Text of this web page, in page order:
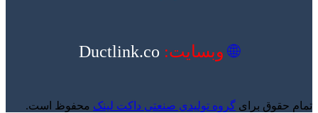
🌐 وبسایت:
تمام حقوق برای گروه تولیدی صنعتی داکت لینک محفوظ است.